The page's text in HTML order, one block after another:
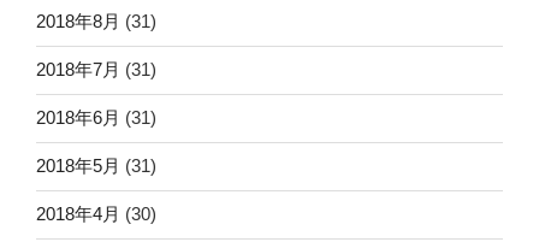
2018年8月 (31)
2018年7月 (31)
2018年6月 (31)
2018年5月 (31)
2018年4月 (30)